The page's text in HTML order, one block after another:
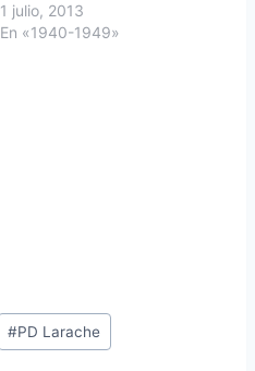
1 julio, 2013
En «1940-1949»
#PD Larache